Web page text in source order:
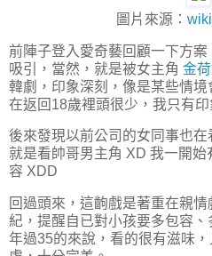
圖片來源：
前陣子登入愛奇藝回顧一下方
吸引，當然，就是被女主角 金
韓劇，印象深刻，像是某些情
在返回18歲裡頭很少，我只有印
後來發現以前公司的女同事也在
就是看帥哥男主角 XD 我一開
容 XDD
回過頭來，這齣戲是著重在親
紀，提醒自已對小孩要多包容
年過35的來說，看的很有滋味